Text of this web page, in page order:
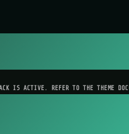
IS ACTIVE. REFER TO THE THEME